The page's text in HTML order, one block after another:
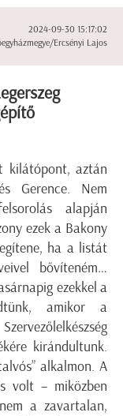
2024-09-30 15:17:02
Ercsényi Lajos
kilátópont, aztán
Gerence. Nem
alapján
ezek a Bakony
ha a listát
bővíteném…
ezekkel a
amikor a
kirándultunk.
alkalmon. A
volt – miközben
a zavartalan,